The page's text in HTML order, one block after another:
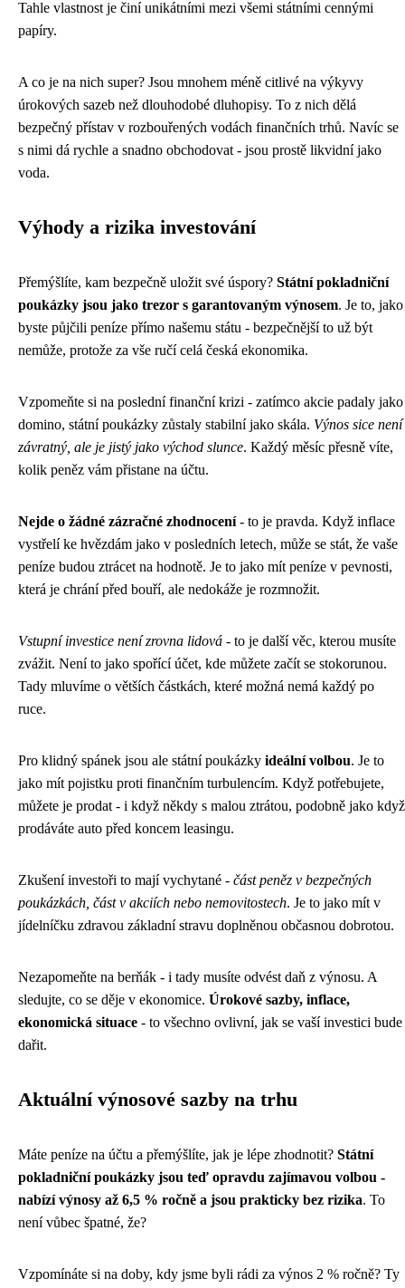
Tahle vlastnost je činí unikátními mezi všemi státními cennými
papíry.
A co je na nich super? Jsou mnohem méně citlivé na výkyvy
úrokových sazeb než dlouhodobé dluhopisy. To z nich dělá
bezpečný přístav v rozbouřených vodách finančních trhů. Navíc se
s nimi dá rychle a snadno obchodovat - jsou prostě likvidní jako
voda.
Výhody a rizika investování
Přemýšlíte, kam bezpečně uložit své úspory? Státní pokladniční
poukázky jsou jako trezor s garantovaným výnosem. Je to, jako
byste půjčili peníze přímo našemu státu - bezpečnější to už být
nemůže, protože za vše ručí celá česká ekonomika.
Vzpomeňte si na poslední finanční krizi - zatímco akcie padaly jako
domino, státní poukázky zůstaly stabilní jako skála. Výnos sice není
závratný, ale je jistý jako východ slunce. Každý měsíc přesně víte,
kolik peněz vám přistane na účtu.
Nejde o žádné zázračné zhodnocení- to je pravda. Když inflace
vystřelí ke hvězdám jako v posledních letech, může se stát, že vaše
peníze budou ztrácet na hodnotě. Je to jako mít peníze v pevnosti,
která je chrání před bouří, ale nedokáže je rozmnožit.
Vstupní investice není zrovna lidová - to je další věc, kterou musíte
zvážit. Není to jako spořící účet, kde můžete začít se stokorunou.
Tady mluvíme o větších částkách, které možná nemá každý po
ruce.
Pro klidný spánek jsou ale státní poukázky ideální volbou. Je to
jako mít pojistku proti finančním turbulencím. Když potřebujete,
můžete je prodat - i když někdy s malou ztrátou, podobně jako když
prodáváte auto před koncem leasingu.
Zkušení investoři to mají vychytané - část peněz v bezpečných
poukázkách, část v akciích nebo nemovitostech. Je to jako mít v
jídelníčku zdravou základní stravu doplněnou občasnou dobrotou.
Nezapomeňte na berňák - i tady musíte odvést daň z výnosu. A
sledujte, co se děje v ekonomice. Úrokové sazby, inflace,
ekonomická situace - to všechno ovlivní, jak se vaší investici bude
dařit.
Aktuální výnosové sazby na trhu
Máte peníze na účtu a přemýšlíte, jak je lépe zhodnotit? Státní
pokladniční poukázky jsou teď opravdu zajímavou volbou -
nabízí výnosy až 6,5 % ročně a jsou prakticky bez rizika. To
není vůbec špatné, že?
Vzpomínáte si na doby, kdy jsme byli rádi za výnos 2 % ročně? Ty